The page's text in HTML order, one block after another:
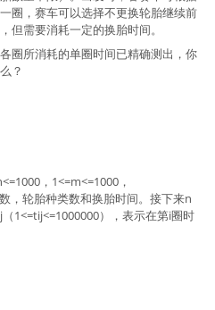
圈，赛车可以选择不更换轮胎继续前
但需要消耗一定的换胎时间。
圈所消耗的单圈时间已精确测出，你
？
，1<=m<=1000，
，轮胎种类数和换胎时间。接下来n
1<=tij<=1000000），表示在第i圈时